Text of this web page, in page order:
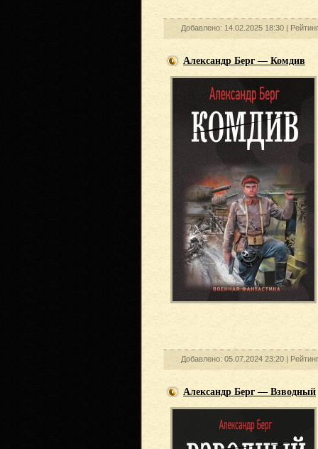
Добавлено: 14.02.2025 18:30 |
Александр Берг — Комдив
Добавлено: 05.07.2024 23:20 |
Александр Берг — Взводный